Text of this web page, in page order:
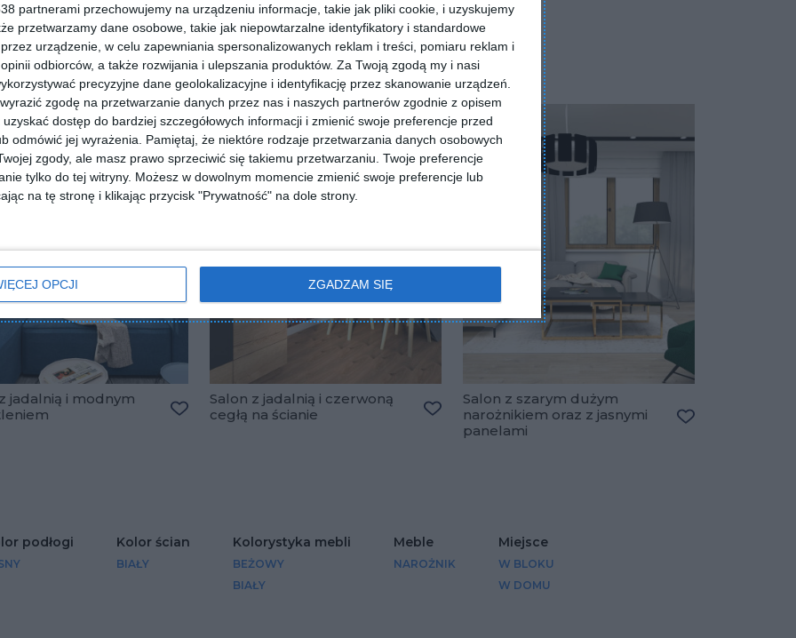
partnerami przechowujemy na urządzeniu informacje, takie jak pliki cookie, i uzyskujemy
przetwarzamy dane osobowe, takie jak niepowtarzalne identyfikatory i standardowe
przez urządzenie, w celu zapewniania spersonalizowanych reklam i treści, pomiaru reklam i
odbiorców, a także rozwijania i ulepszania produktów. Za Twoją zgodą my i nasi
precyzyjne dane geolokalizacyjne i identyfikację przez skanowanie urządzeń.
zgodę na przetwarzanie danych przez nas i naszych partnerów zgodnie z opisem
dostęp do bardziej szczegółowych informacji i zmienić swoje preferencje przed
odmówić jej wyrażenia.
Pamiętaj, że niektóre rodzaje przetwarzania danych osobowych
zgody, ale masz prawo sprzeciwić się takiemu przetwarzaniu. Twoje preferencje
tylko do tej witryny. Możesz w dowolnym momencie zmienić swoje preferencje lub
na tę stronę i klikając przycisk "Prywatność" na dole strony.
OPCJI ZGADZAM SIĘ
jadalnią i modnym
Salon z jadalnią i czerwoną
cegłą na ścianie
Dodaj do ulubionych
Salon z szarym dużym
narożnikiem oraz z jasnymi
panelami
podłogi Kolor ścian
BIAŁY
Kolorystyka mebli
BEŻOWY
BIAŁY
Meble
NAROŻNIK
Miejsce
W BLOKU
W DOMU